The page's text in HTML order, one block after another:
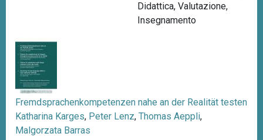
Didattica, Valutazione,
Insegnamento
Fremdsprachenkompetenzen nahe an der Realität testen
Katharina Karges, Peter Lenz, Thomas Aeppli,
Malgorzata Barras